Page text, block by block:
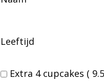
Leeftijd
Extra 4 cupcakes (